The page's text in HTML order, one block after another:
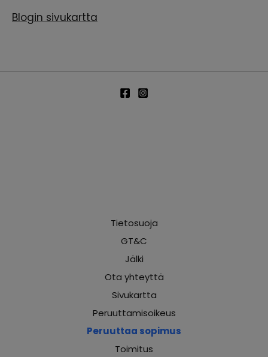
Blogin sivukartta
Tietosuoja
GT&C
Jälki
Ota yhteyttä
Sivukartta
Peruuttamisoikeus
Peruuttaa sopimus
Toimitus